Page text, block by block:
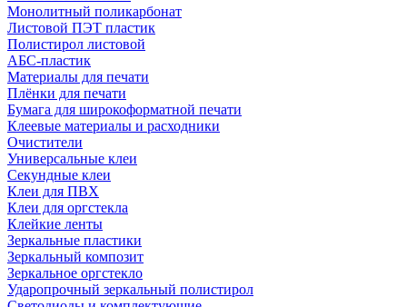
Монолитный поликарбонат
Листовой ПЭТ пластик
Полистирол листовой
АБС-пластик
Материалы для печати
Плёнки для печати
Бумага для широкоформатной печати
Клеевые материалы и расходники
Очистители
Универсальные клеи
Секундные клеи
Клеи для ПВХ
Клеи для оргстекла
Клейкие ленты
Зеркальные пластики
Зеркальный композит
Зеркальное оргстекло
Ударопрочный зеркальный полистирол